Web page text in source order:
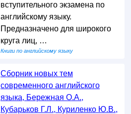
вступительного экзамена по
английскому языку.
Предназначено для широкого
круга лиц, …
Книги по английскому языку
Сборник новых тем
современного английского
языка, Бережная О.А.,
Кубарьков Г.Л., Куриленко Ю.В.,